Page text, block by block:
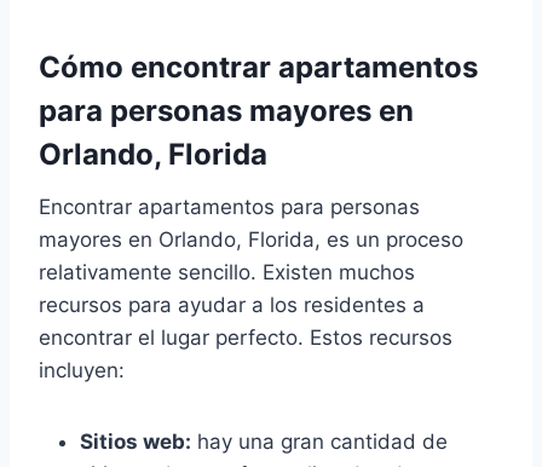
Cómo encontrar apartamentos
para personas mayores en
Orlando, Florida
Encontrar apartamentos para personas
mayores en Orlando, Florida, es un proceso
relativamente sencillo. Existen muchos
recursos para ayudar a los residentes a
encontrar el lugar perfecto. Estos recursos
incluyen:
Sitios web: hay una gran cantidad de